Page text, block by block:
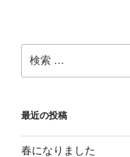
索:
最近の投稿
春になりました